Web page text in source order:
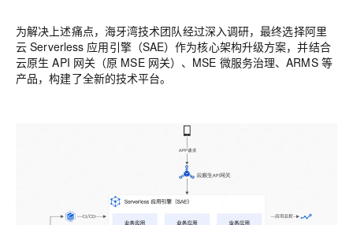
为解决上述痛点，海牙湾技术团队经过深入调研，最终选择阿里
云 Serverless 应用引擎（SAE）作为核心架构升级方案，并结合
云原生 API 网关（原 MSE 网关）、MSE 微服务治理、ARMS 等
产品，构建了全新的技术平台。